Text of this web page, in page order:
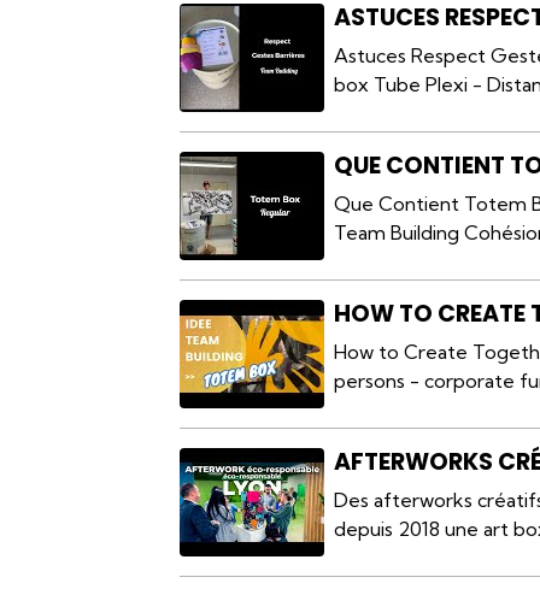
ASTUCES
Astuces Respect
box Tube Plexi -
QUE CONTIENT
Que Contient Totem
Team Building
HOW TO CREATE
How to Create
persons - corporate
AFTERWORKS
Des afterworks
depuis 2018 une art